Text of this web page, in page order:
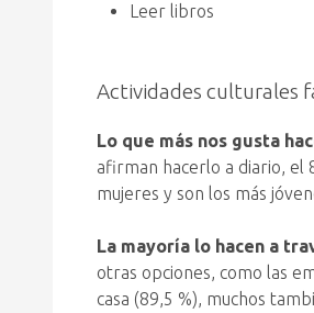
Leer libros
Actividades culturales
Lo que más nos gusta
afirman hacerlo a diario, el
mujeres y son los más
La mayoría lo hacen a
otras opciones, como las
casa (89,5 %), muchos